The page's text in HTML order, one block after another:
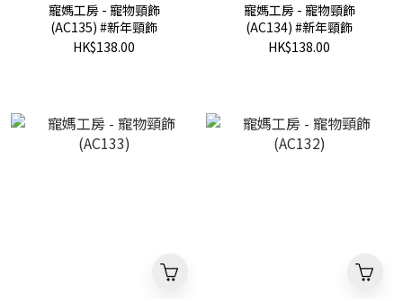
寵媽工房 - 寵物頸飾
(AC135) #新年頸飾
HK$138.00
寵媽工房 - 寵物頸飾
(AC134) #新年頸飾
HK$138.00